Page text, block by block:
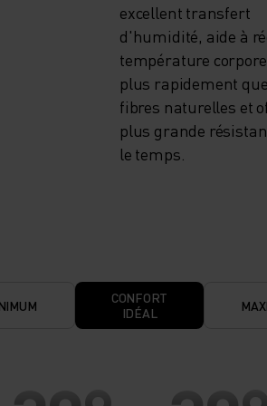
excellent transfert
d'humidité, aide à
température
plus rapidement
fibres naturelles et
plus grande
le temps.
CONFORT
IDÉAL